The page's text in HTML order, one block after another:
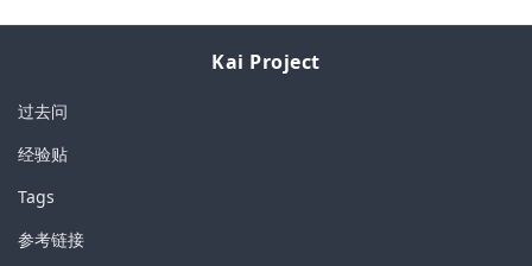
Kai Project
过去问
经验贴
Tags
参考链接